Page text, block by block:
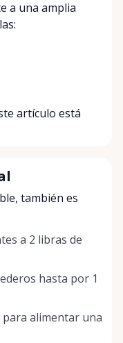
a una amplia
artículo está
también es
a 2 libras de
hasta por 1
alimentar una